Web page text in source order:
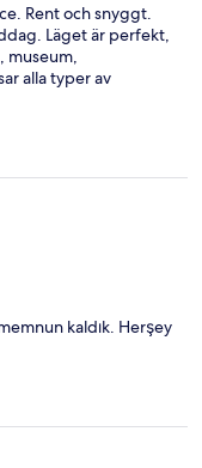
Rent och snyggt.
Läget är perfekt,
museum,
alla typer av
kaldık. Herşey